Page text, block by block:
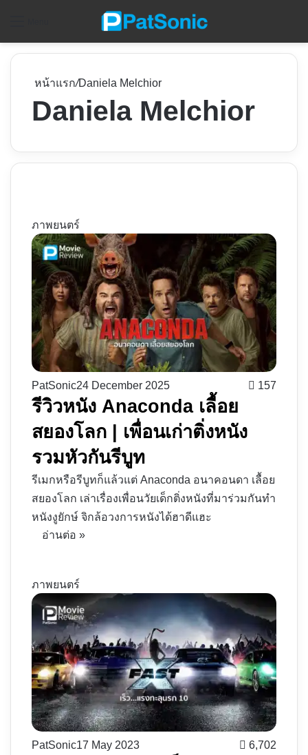
หน้าแรก/Daniela Melchior
Daniela Melchior
ภาพยนตร์
PatSonic24 December 2025 157
รีวิวหนัง Anaconda เลื้อย
สยองโลก | เพื่อนเก่าติ่งหนัง
รวมหัวกันรีบูท
รีเมกหรือรีบูทก็แล้วแต่ Anaconda อนาคอนดา เลื้อย
สยองโลก เล่าเรื่องเพื่อนวัยเด็กติ่งหนังที่มาร่วมกันทำ
หนังงูยักษ์ จิกล้อวงการหนังได้ฮาดีแฮะ
อ่านต่อ »
ภาพยนตร์
PatSonic17 May 2023 6,702